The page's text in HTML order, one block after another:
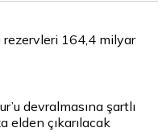
rezervleri 164,4 milyar
devralmasına şartlı
elden çıkarılacak